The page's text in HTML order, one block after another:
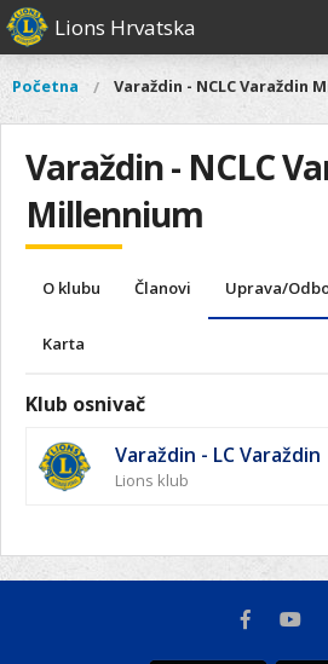
Skoči
na
sadržaj
Lions Hrvatska
O nama
Naši projekti
Aktivnosti
Glavni
O
nama
Distrikt
126
Naši
Aktivnosti
Vi
ste
ovdje
Početna Varaždin - NCLC Varaždin
Varaždin - NCLC
Millennium
O klubu Članovi Uprava/
Karta
Klub osnivač
Varaždin - LC Varaždin
Lions klub